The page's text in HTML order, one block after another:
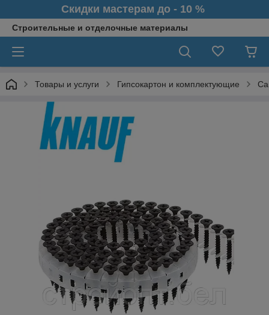
Скидки мастерам до - 10 %
Строительные и отделочные материалы
Товары и услуги Гипсокартон и комплектующие